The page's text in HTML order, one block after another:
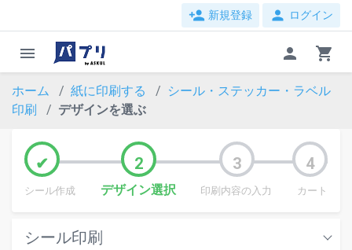
person_add 新規登録 person ログイン
menu person shopping_cart
ホーム 紙に印刷する
シール・ステッカー・ラベル
印刷
デザインを選ぶ
シール作成 デザイン選択 印刷内容の入力 カート
シール印刷